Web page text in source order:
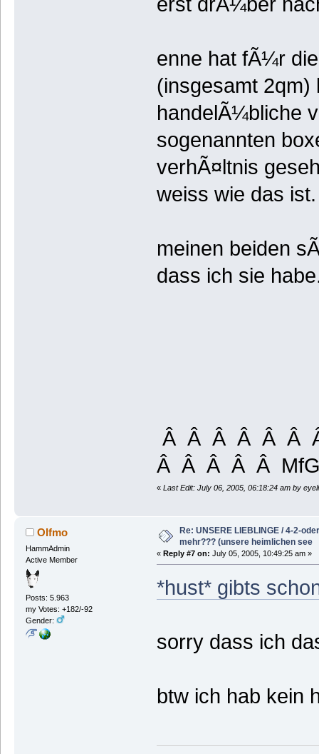
erst drÃ¼ber
enne hat fÃ¼r
(insgesamt 2qm)
handelÃ¼bliche
sogenannten
verhÃ¤ltnis
weiss wie das ist.
meinen beiden
dass ich sie
Â Â Â Â Â Â
Â Â Â Â Â
« Last Edit: July 06, 2005, 06:18:24 am by
Olfmo
HammAdmin
Active Member
Posts: 5.963
my Votes: +182/-92
Gender:
Re: UNSERE LIEBLINGE / 4-2-
mehr??? (unsere heimlichen see
« Reply #7 on: July 05, 2005, 10:49:25 am »
*hust* gibts
sorry dass ich
btw ich hab kein